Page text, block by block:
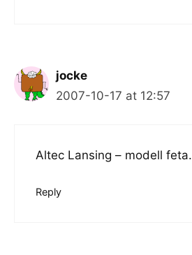
jocke
2007-10-17 at 12:57
Altec Lansing – modell feta.
Reply